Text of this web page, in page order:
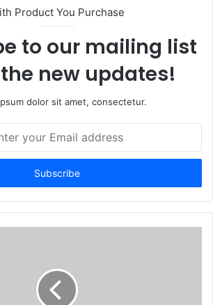
e
Product You Purchase
to our mailing list
new updates!
dolor sit amet, consectetur.